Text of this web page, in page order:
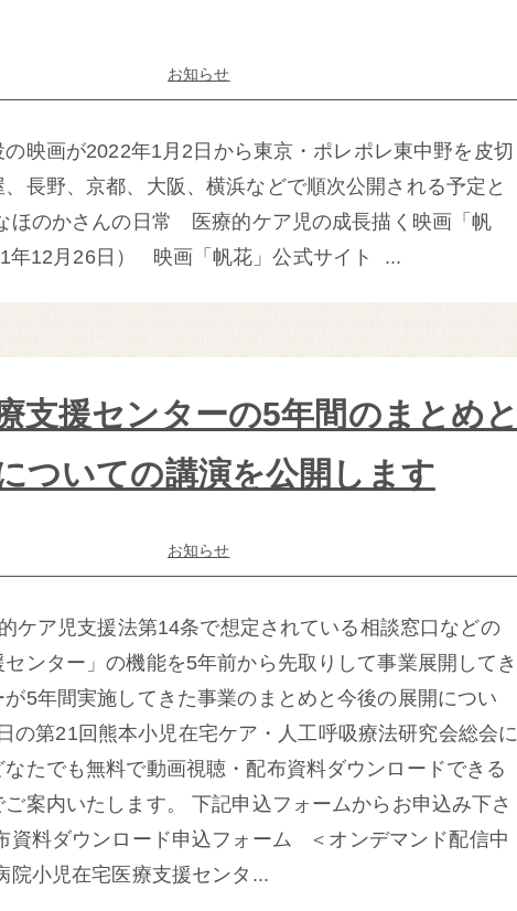
お知らせ
映画が2022年1月2日から東京・ポレポレ東中野を皮切
、長野、京都、大阪、横浜などで順次公開される予定と
ほのかさんの日常 医療的ケア児の成長描く映画「帆
年12月26日） 映画「帆花」公式サイト ...
支援センターの5年間のまとめと
ついての講演を公開します
お知らせ
ケア児支援法第14条で想定されている相談窓口などの
センター」の機能を5年前から先取りして事業展開してき
が5年間実施してきた事業のまとめと今後の展開につい
の第21回熊本小児在宅ケア・人工呼吸療法研究会総会に
たでも無料で動画視聴・配布資料ダウンロードできる
案内いたします。 下記申込フォームからお申込み下さ
資料ダウンロード申込フォーム ＜オンデマンド配信中
小児在宅医療支援センタ...